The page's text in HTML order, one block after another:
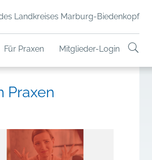
Landkreises Marburg-Biedenkopf
Für Praxen Mitglieder-Login
Praxen